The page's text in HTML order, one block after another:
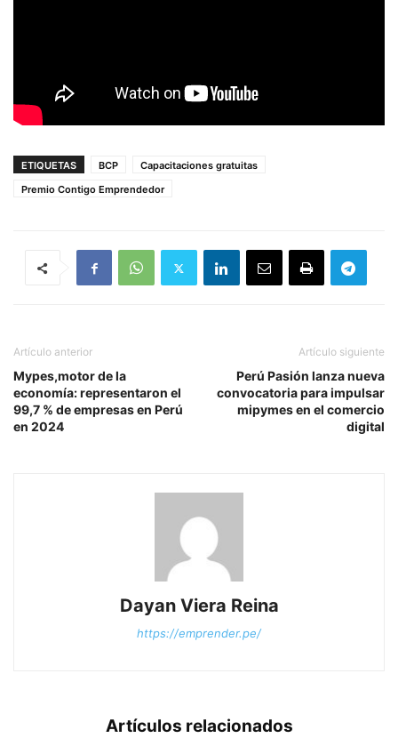
ETIQUETAS BCP
Capacitaciones gratuitas
Premio Contigo Emprendedor
Artículo anterior
Mypes,motor de la
economía: representaron el
99,7 % de empresas en Perú
en 2024
Artículo siguiente
Perú Pasión lanza nueva
convocatoria para impulsar
mipymes en el comercio
digital
Dayan Viera Reina
https://emprender.pe/
Artículos relacionados